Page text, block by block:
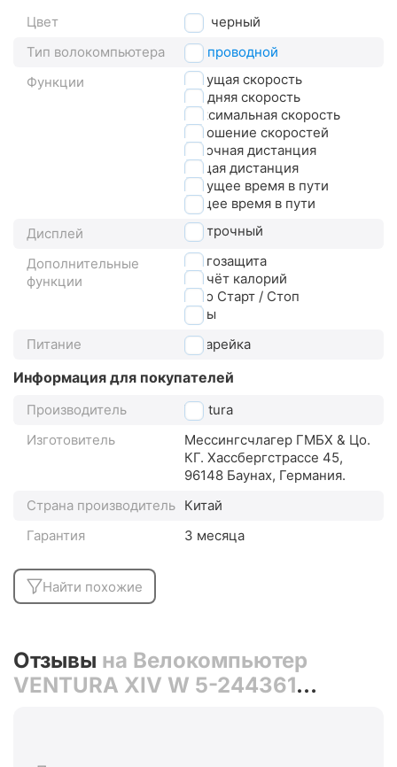
Цвет
черный
Тип волокомпьютера
беспроводной
Функции
текущая скорость
средняя скорость
максимальная скорость
отношение скоростей
суточная дистанция
общая дистанция
текущее время в пути
общее время в пути
Дисплей
3-строчный
Дополнительные
функции
влагозащита
расчёт калорий
авто Старт / Стоп
часы
Питание
батарейка
Информация для покупателей
Производитель
Ventura
Изготовитель
Мессингсчлагер ГМБХ & Цо.
КГ. Хассбергстрассе 45,
96148 Баунах, Германия.
Страна производитель Китай
Гарантия
3 месяца
Найти похожие
Отзывы на Велокомпьютер
VENTURA XIV W 5-244361